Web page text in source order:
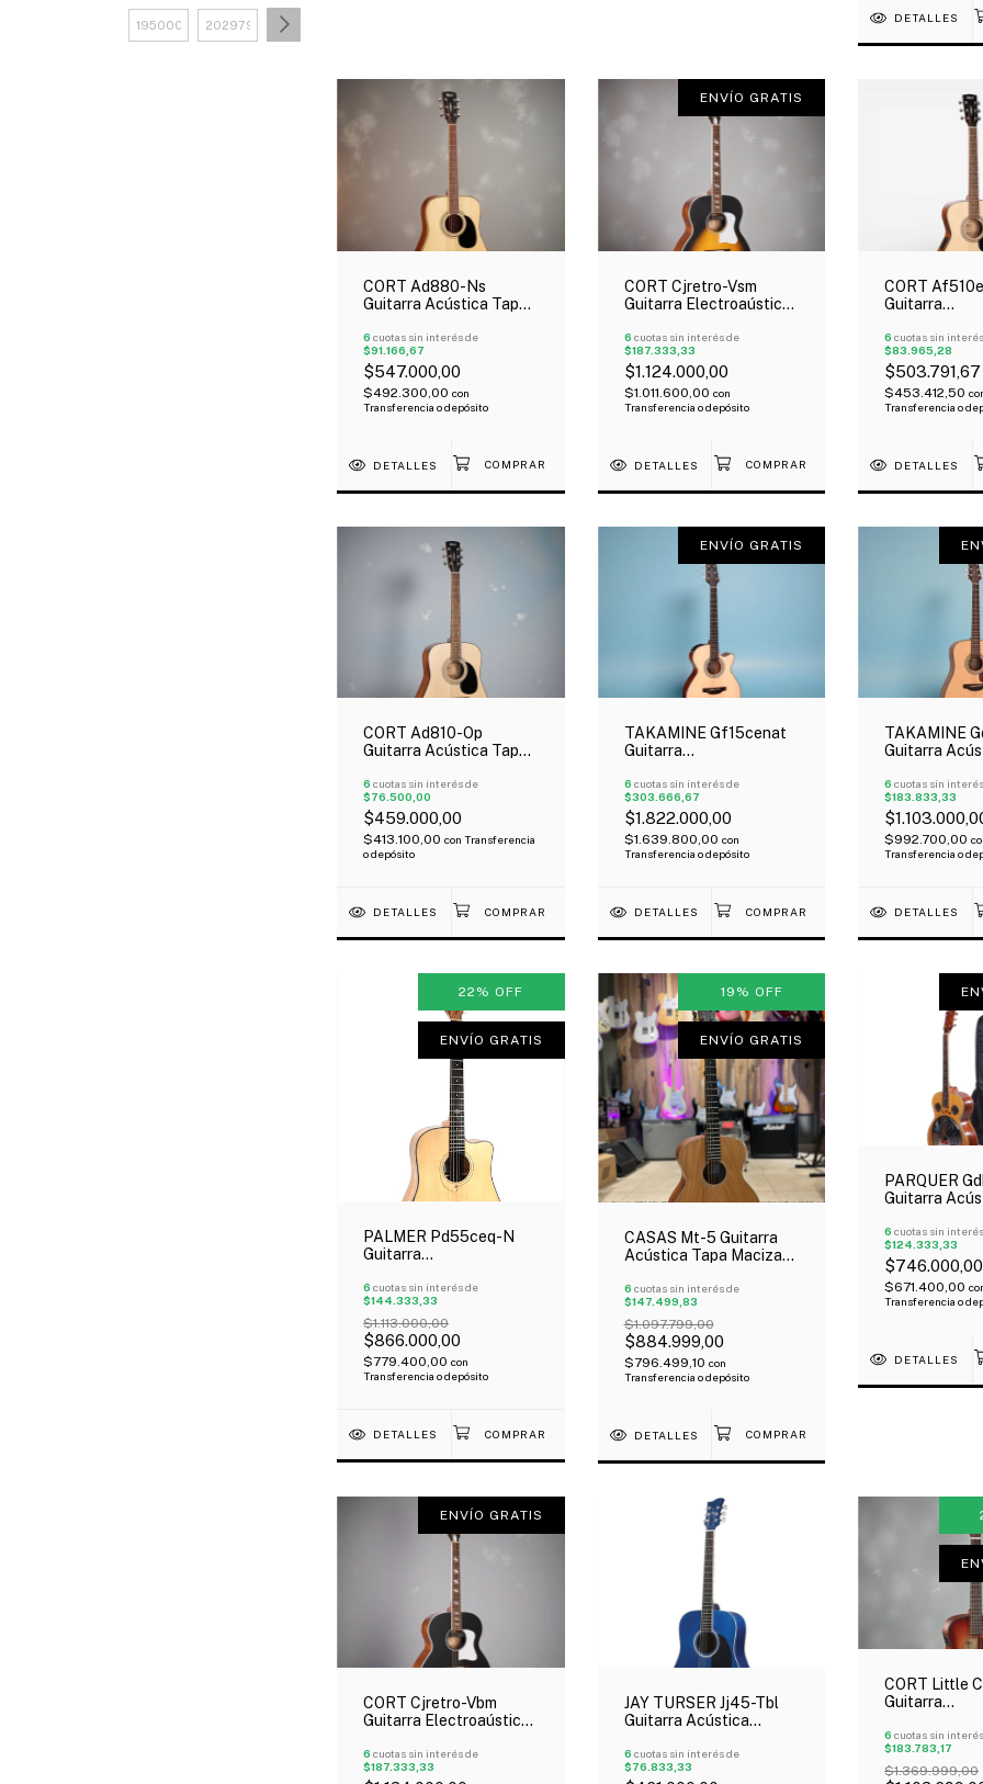
DETALLES
CORT Ad880-Ns
Guitarra Acústica Tapa
6 cuotas sin interés de
$91.166,67
$547.000,00
$492.300,00 con
Transferencia o depósito
DETALLES
ENVÍO GRATIS
CORT Cjretro-Vsm
Guitarra Electroaústica
Fishman Funda
6 cuotas sin interés de
$187.333,33
$1.124.000,00
$1.011.600,00 con
Transferencia o depósito
DETALLES
CORT
Guitarra
Sólida Abeto
6 cuotas sin
$83.965,28
$503.791,67
$453.412,50
Transferencia o
DETALLES
CORT Ad810-Op
Guitarra Acústica Tapa
Funda
6 cuotas sin interés de
$76.500,00
$459.000,00
$413.100,00 con Transferencia
o depósito
DETALLES
ENVÍO GRATIS
TAKAMINE Gf15cenat
Guitarra
Grand Concert Tapa
Solida
6 cuotas sin interés de
$303.666,67
$1.822.000,00
$1.639.800,00 con
Transferencia o depósito
DETALLES
TAKAMINE
Guitarra
Abeto
6 cuotas sin
$183.833,33
$992.700,00
Transferencia o
DETALLES
22 % OFF
ENVÍO GRATIS
PALMER Pd55ceq-N
Guitarra
Abeto Macizo Poro
Abierto
6 cuotas sin interés de
$144.333,33
$1.113.000,00
$866.000,00
$779.400,00 con
Transferencia o depósito
DETALLES
19 % OFF
ENVÍO GRATIS
CASAS Mt-5 Guitarra
Acústica Tapa Maciza
6 cuotas sin interés de
$147.499,83
$1.097.799,00
$884.999,00
$796.499,10 con
Transferencia o depósito
DETALLES
PARQUER
Guitarra
Tipo Dobro
6 cuotas sin
$124.333,33
$746.000,00
$671.400,00
Transferencia o
DETALLES
ENVÍO GRATIS
CORT Cjretro-Vbm
Guitarra Electroaústica
Fishman Funda
6 cuotas sin interés de
$187.333,33
JAY TURSER Jj45-Tbl
Guitarra Acústica
Basswood Azul
6 cuotas sin interés de
$76.833,33
CORT Little
Guitarra
Blackwood
Fishman
6 cuotas sin
$183.783,17
$1.369.999,00